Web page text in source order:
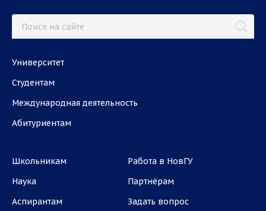
Университет
Студентам
Международная деятельность
Абитуриентам
Школьникам
Наука
Аспирантам
Работа в НовГУ
Партнёрам
Задать вопрос